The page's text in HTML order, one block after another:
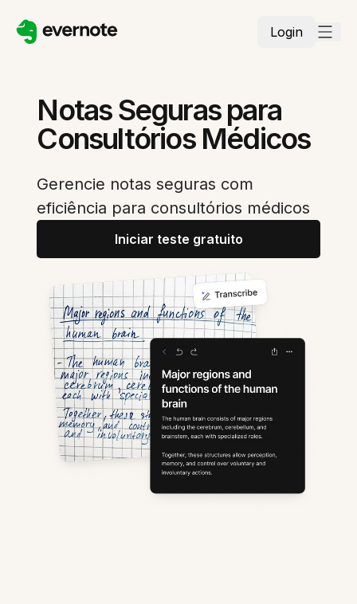
Login
Notas Seguras para
Consultórios Médicos
Gerencie notas seguras com
eficiência para consultórios médicos
Iniciar teste gratuito